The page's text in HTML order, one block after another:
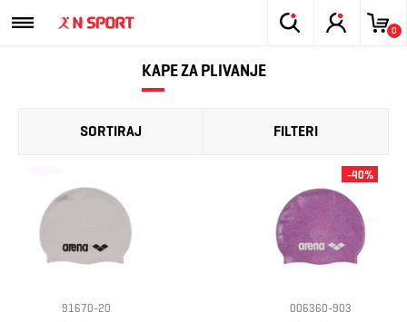
0
KAPE ZA PLIVANJE
SORTIRAJ FILTERI
91670-20 006360-903
-40%